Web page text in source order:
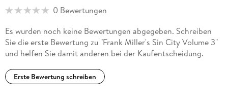
0 Bewertungen
Es wurden noch keine Bewertungen abgegeben. Schreiben
Sie die erste Bewertung zu "Frank Miller's Sin City Volume 3"
und helfen Sie damit anderen bei der Kaufentscheidung.
Erste Bewertung schreiben